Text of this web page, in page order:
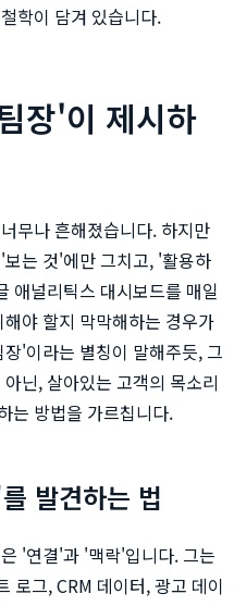
학이 담겨 있습니다.
장'이 제시하
무나 흔해졌습니다. 하지만
는 것'에만 그치고, '활용하
애널리틱스 대시보드를 매일
야 할지 막막해하는 경우가
'이라는 별칭이 말해주듯, 그
닌, 살아있는 고객의 목소리
는 방법을 가르칩니다.
발견하는 법
'연결'과 '맥락'입니다. 그는
로그, CRM 데이터, 광고 데이